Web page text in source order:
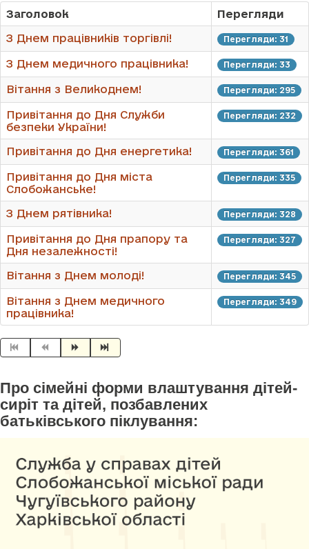
Заголовок
Перегляди
З Днем працівників торгівлі!
Перегляди: 31
З Днем медичного працівника! Перегляди: 33
Вітання з Великоднем! Перегляди: 295
Привітання до Дня Служби
безпеки України!
Перегляди: 232
Привітання до Дня енергетика! Перегляди: 361
Привітання до Дня міста
Слобожанське!
Перегляди: 335
З Днем рятівника! Перегляди: 328
Привітання до Дня прапору та
Дня незалежності!
Перегляди: 327
Вітання з Днем молоді! Перегляди: 345
Вітання з Днем медичного
працівника!
Перегляди: 349
Про сімейні форми влаштування дітей-
сиріт та дітей, позбавлених
батьківського піклування: